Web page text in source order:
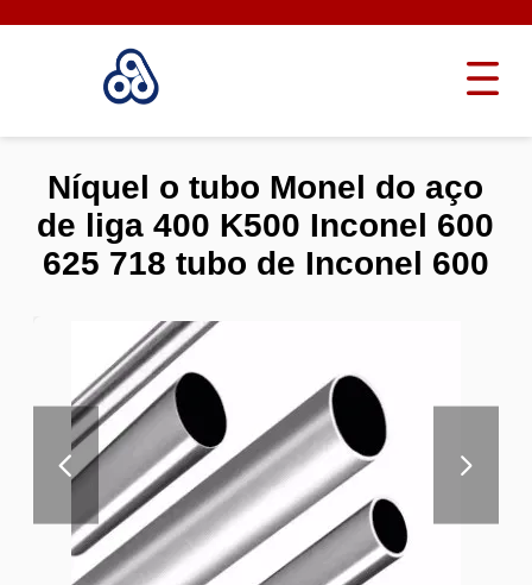
Níquel o tubo Monel do aço
de liga 400 K500 Inconel 600
625 718 tubo de Inconel 600